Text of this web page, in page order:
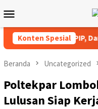
ke
kontenMobile
Konten Spesial
Terima SK PIP, Dana
Beranda Uncategorized
Poltekpar
Lulusan Siap